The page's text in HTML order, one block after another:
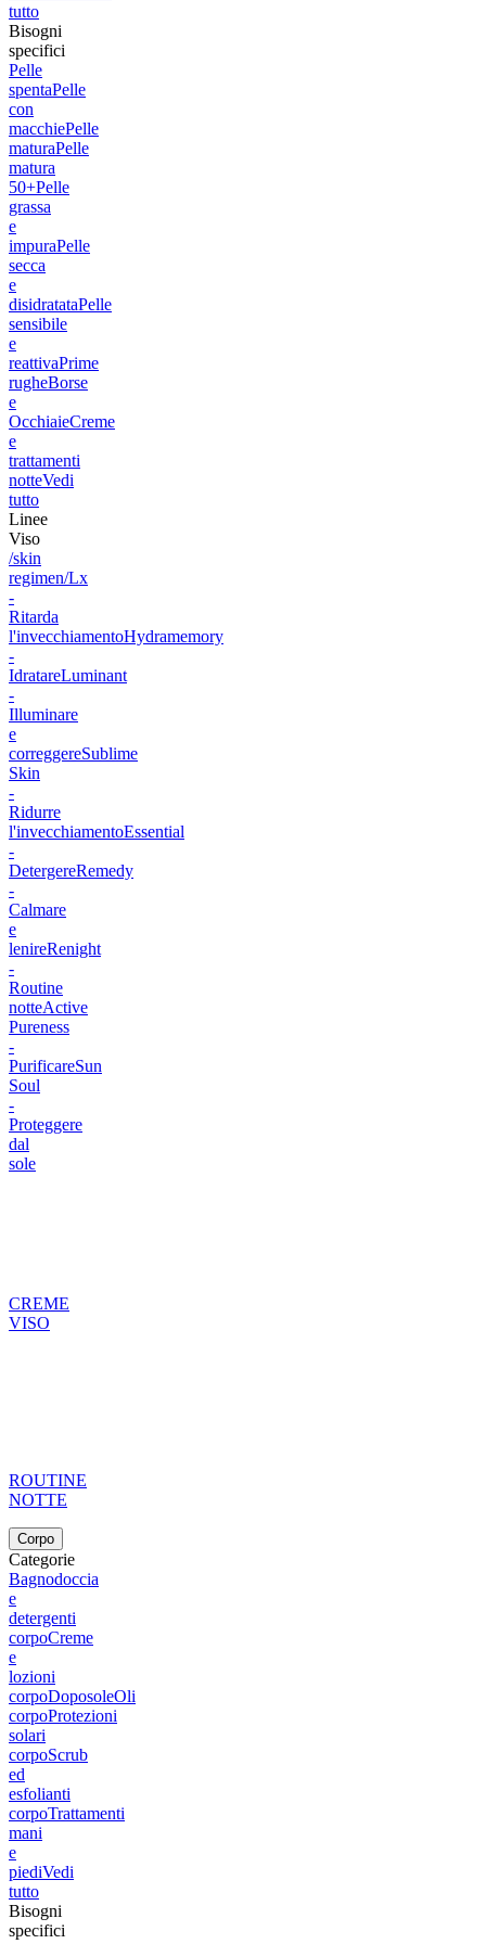
tutto
Bisogni
specifici
Pelle
spentaPelle
con
macchiePelle
maturaPelle
matura
50+Pelle
grassa
e
impuraPelle
secca
e
disidratataPelle
sensibile
e
reattivaPrime
rugheBorse
e
OcchiaieCreme
e
trattamenti
notteVedi
tutto
Linee
Viso
/skin
regimen/Lx
-
Ritarda
l'invecchiamentoHydramemory
-
IdratareLuminant
-
Illuminare
e
correggereSublime
Skin
-
Ridurre
l'invecchiamentoEssential
-
DetergereRemedy
-
Calmare
e
lenireRenight
-
Routine
notteActive
Pureness
-
PurificareSun
Soul
-
Proteggere
dal
sole
CREME
VISO
ROUTINE
NOTTE
Corpo
Categorie
Bagnodoccia
e
detergenti
corpoCreme
e
lozioni
corpoDoposoleOli
corpoProtezioni
solari
corpoScrub
ed
esfolianti
corpoTrattamenti
mani
e
piediVedi
tutto
Bisogni
specifici